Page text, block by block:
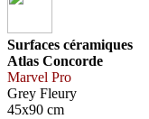
Surfaces céramiques
Atlas Concorde
Marvel Pro
Grey Fleury
45x90 cm